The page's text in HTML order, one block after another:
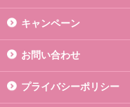
キャンペーン
お問い合わせ
プライバシーポリシー